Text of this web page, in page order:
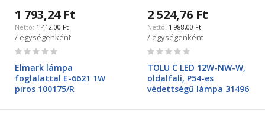
1 793,24 Ft
1 412,00 Ft
/ egységenként
Rating:
Elmark lámpa
foglalattal E-6621 1W
piros 100175/R
2 524,76 Ft
1 988,00 Ft
/ egységenként
Rating:
TOLU C LED 12W-NW-W,
oldalfali, P54-es
védettségű lámpa 31496